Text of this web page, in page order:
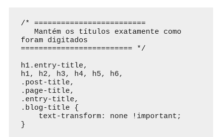
/* =========================
foram digitados
========================= */
h1.entry-title,
h1, h2, h3, h4, h5, h6,
.post-title,
.page-title,
.entry-title,
.blog-title {
}